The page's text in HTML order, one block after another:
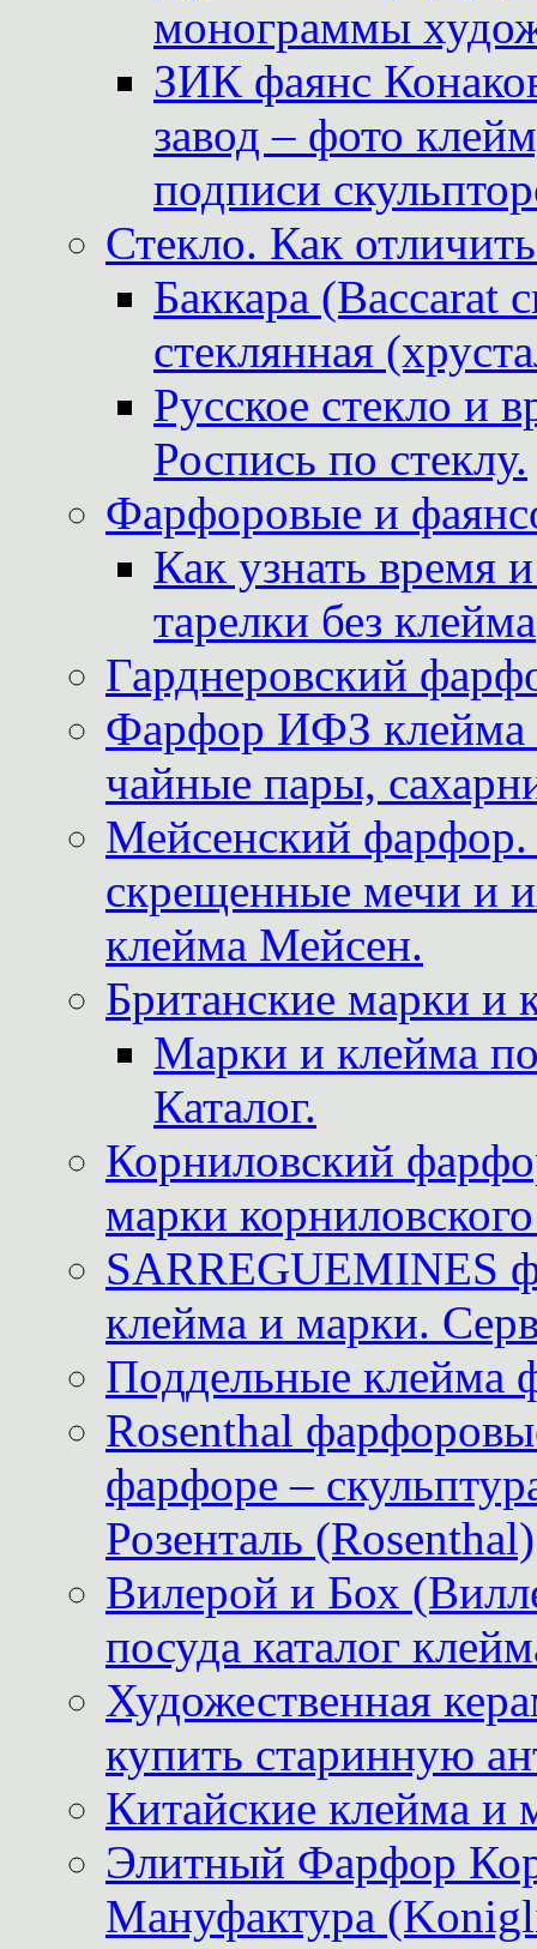
монограммы
ЗИК фаянс
завод – фото
подписи
Стекло. Как
Баккара (Baccarat
стеклянная
Русское стекло и
Роспись по стеклу.
Фарфоровые и
Как узнать время
тарелки без клейма
Гарднеровский
Фарфор ИФЗ клейма
чайные пары,
Мейсенский фарфор.
скрещенные мечи и
клейма Мейсен.
Британские марки и
Марки и клейма
Каталог.
Корниловский
марки
SARREGUEMINES
клейма и марки.
Поддельные клейма
Rosenthal
фарфоре –
Розенталь (Rosenthal)
Вилерой и Бох
посуда каталог
Художественная
купить старинную
Китайские клейма и
Элитный Фарфор
Мануфактура